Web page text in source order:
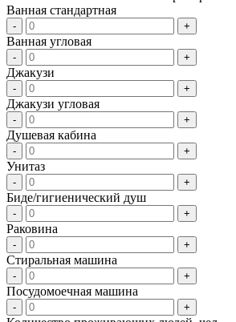
Ванная стандартная
- +
Ванная угловая
- +
Джакузи
- +
Джакузи угловая
- +
Душевая кабина
- +
Унитаз
- +
Биде/гигиенический душ
- +
Раковина
- +
Стиральная машина
- +
Посудомоечная машина
- +